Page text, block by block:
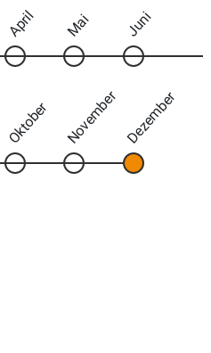
April Mai Juni
Oktober November Dezember